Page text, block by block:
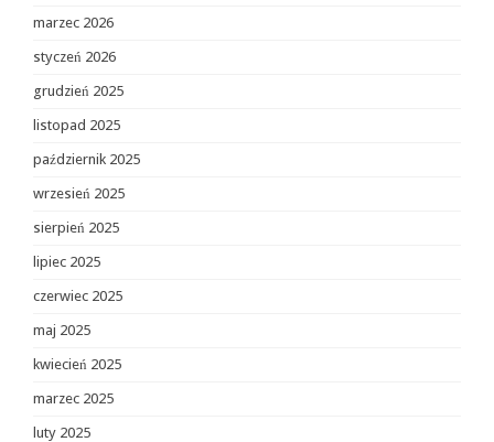
marzec 2026
styczeń 2026
grudzień 2025
listopad 2025
październik 2025
wrzesień 2025
sierpień 2025
lipiec 2025
czerwiec 2025
maj 2025
kwiecień 2025
marzec 2025
luty 2025